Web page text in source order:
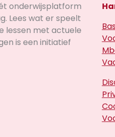
onderwijsplatform
Lees wat er speelt
lessen met actuele
is een initiatief